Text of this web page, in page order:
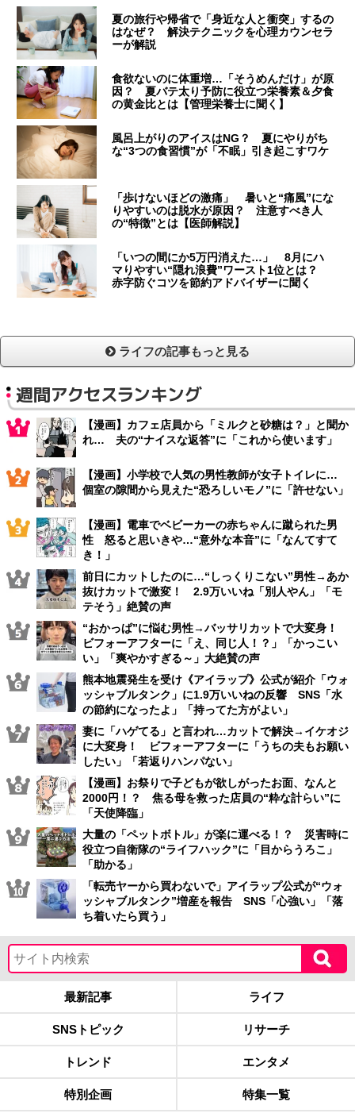
夏の旅行や帰省で「身近な人と衝突」するの
はなぜ？ 解決テクニックを心理カウンセラ
ーが解説
食欲ないのに体重増…「そうめんだけ」が原
因？ 夏バテ太り予防に役立つ栄養素＆夕食
の黄金比とは【管理栄養士に聞く】
風呂上がりのアイスはNG？ 夏にやりがち
な“3つの食習慣”が「不眠」引き起こすワケ
「歩けないほどの激痛」 暑いと“痛風”にな
りやすいのは脱水が原因？ 注意すべき人
の“特徴”とは【医師解説】
「いつの間にか5万円消えた…」 8月にハ
マりやすい“隠れ浪費”ワースト1位とは？
赤字防ぐコツを節約アドバイザーに聞く
ライフの記事もっと見る
週間アクセスランキング
【漫画】カフェ店員から「ミルクと砂糖は？」と聞か
れ… 夫の“ナイスな返答”に「これから使います」
【漫画】小学校で人気の男性教師が女子トイレに…
個室の隙間から見えた“恐ろしいモノ”に「許せない」
【漫画】電車でベビーカーの赤ちゃんに蹴られた男
性 怒ると思いきや…“意外な本音”に「なんてすて
き！」
前日にカットしたのに…“しっくりこない”男性→あか
抜けカットで激変！ 2.9万いいね「別人やん」「モ
テそう」絶賛の声
“おかっぱ”に悩む男性→バッサリカットで大変身！
ビフォーアフターに「え、同じ人！？」「かっこい
い」「爽やかすぎる～」大絶賛の声
熊本地震発生を受け《アイラップ》公式が紹介「ウォ
ッシャブルタンク」に1.9万いいねの反響 SNS「水
の節約になったよ」「持ってた方がよい」
妻に「ハゲてる」と言われ…カットで解決→イケオジ
に大変身！ ビフォーアフターに「うちの夫もお願い
したい」「若返りハンパない」
【漫画】お祭りで子どもが欲しがったお面、なんと
2000円！？ 焦る母を救った店員の“粋な計らい”に
「天使降臨」
大量の「ペットボトル」が楽に運べる！？ 災害時に
役立つ自衛隊の“ライフハック”に「目からうろこ」
「助かる」
「転売ヤーから買わないで」アイラップ公式が“ウォ
ッシャブルタンク”増産を報告 SNS「心強い」「落
ち着いたら買う」
最新記事 ライフ
SNSトピック リサーチ
トレンド エンタメ
特別企画 特集一覧